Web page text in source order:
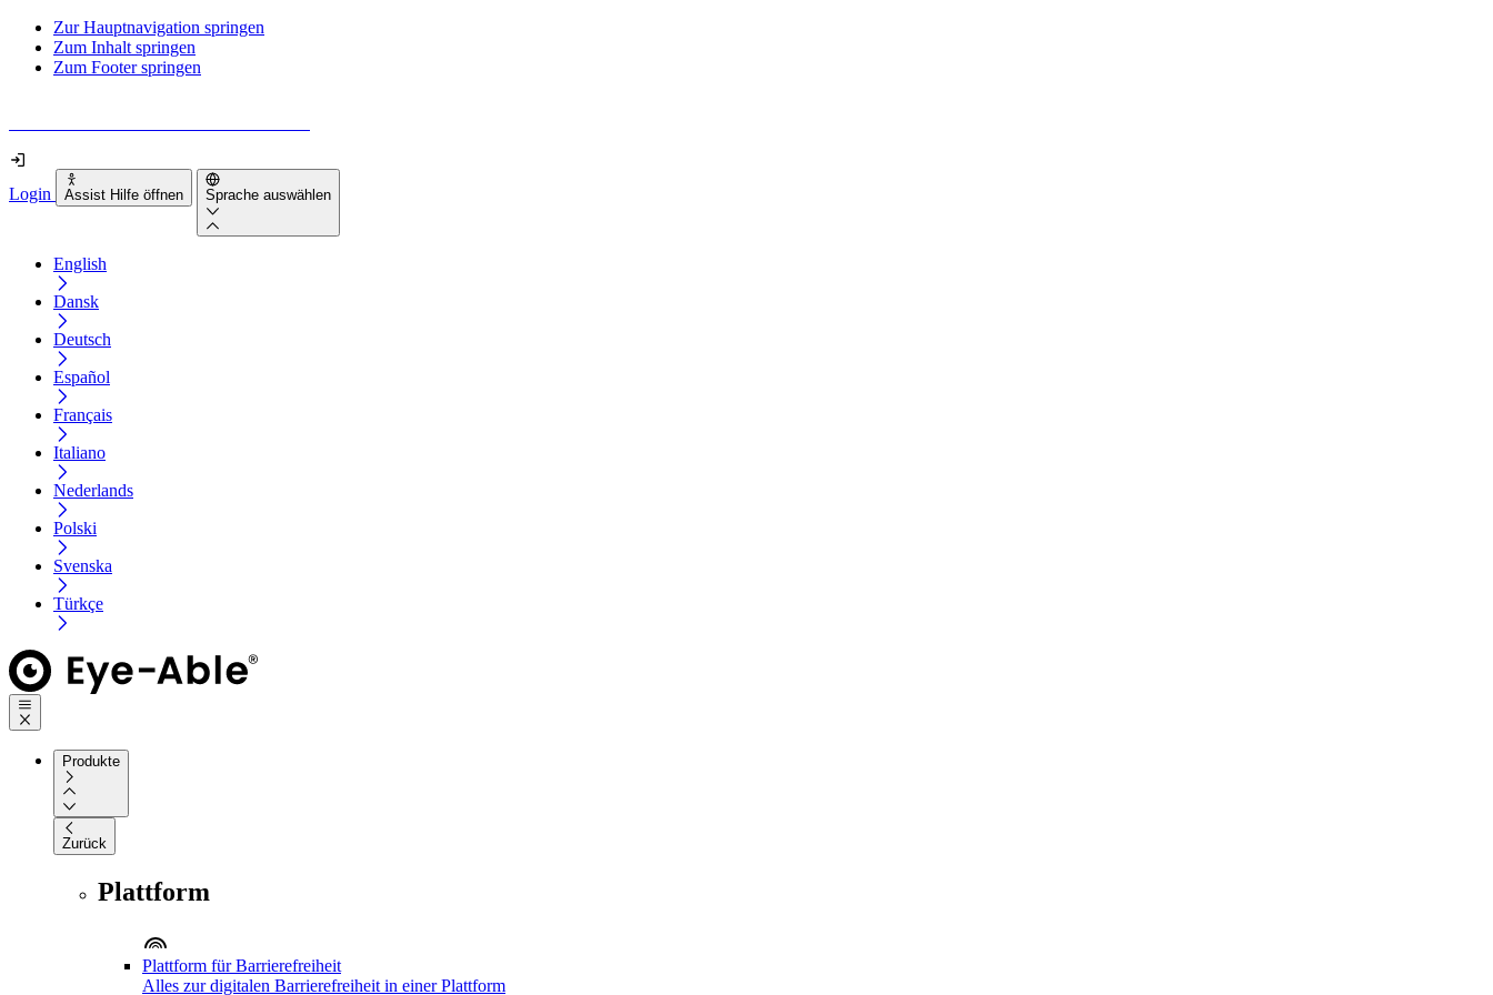
Zur Hauptnavigation springen
Zum Inhalt springen
Zum Footer springen
Login Assist Hilfe öffnen Sprache auswählen
English
Dansk
Deutsch
Español
Français
Italiano
Nederlands
Polski
Svenska
Türkçe
Produkte
Zurück
Plattform
Plattform für Barrierefreiheit
Alles zur digitalen Barrierefreiheit in einer Plattform